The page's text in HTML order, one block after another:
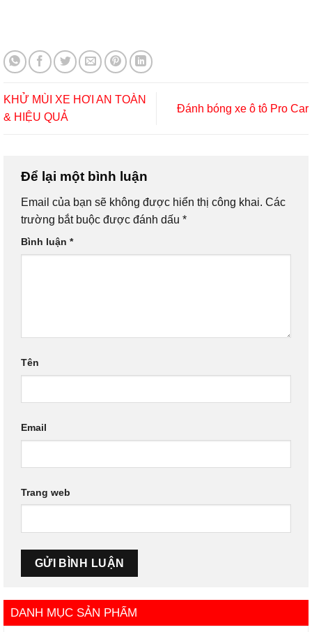
DANH MỤC SẢN PHẨM
KHỬ MÙI XE HƠI AN TOÀN
& HIỆU QUẢ
Đánh bóng xe ô tô Pro Car
Để lại một bình luận
Email của bạn sẽ không được hiển thị công khai. Các
trường bắt buộc được đánh dấu *
Bình luận *
Tên
Email
Trang web